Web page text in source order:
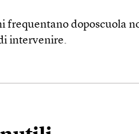
frequentano doposcuola
intervenire.